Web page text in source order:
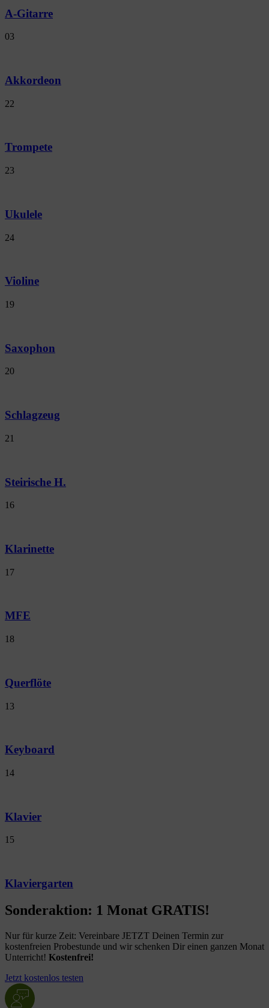
A-Gitarre
03
Akkordeon
22
Trompete
23
Ukulele
24
Violine
19
Saxophon
20
Schlagzeug
21
Steirische H.
16
Klarinette
17
MFE
18
Querflöte
13
Keyboard
14
Klavier
15
Klaviergarten
Sonderaktion: 1 Monat GRATIS!
Nur für kurze Zeit: Vereinbare JETZT Deinen Termin zur
kostenfreien Probestunde und wir schenken Dir einen ganzen Monat
Unterricht! Kostenfrei!
Jetzt kostenlos testen